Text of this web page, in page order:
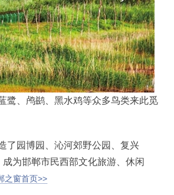
、鸬鹚、黑水鸡等众多鸟类来此觅
园博园、沁河郊野公园、复兴
为邯郸市民西部文化旅游、休闲
之窗首页>>